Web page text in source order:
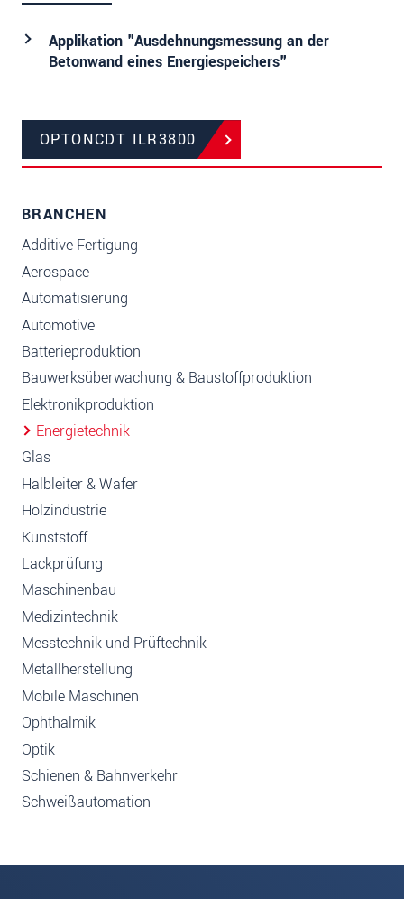
Applikation "Ausdehnungsmessung an der
Betonwand eines Energiespeichers"
OPTONCDT ILR3800
BRANCHEN
Additive Fertigung
Aerospace
Automatisierung
Automotive
Batterieproduktion
Bauwerksüberwachung & Baustoffproduktion
Elektronikproduktion
Energietechnik
Glas
Halbleiter & Wafer
Holzindustrie
Kunststoff
Lackprüfung
Maschinenbau
Medizintechnik
Messtechnik und Prüftechnik
Metallherstellung
Mobile Maschinen
Ophthalmik
Optik
Schienen & Bahnverkehr
Schweißautomation